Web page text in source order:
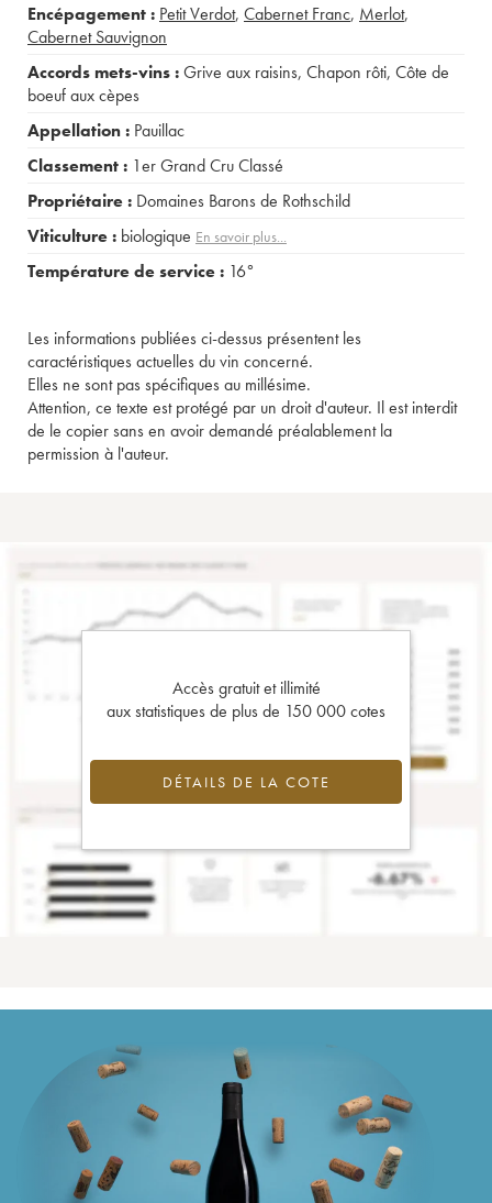
Encépagement : Petit Verdot, Cabernet Franc, Merlot,
Cabernet Sauvignon
Accords mets-vins :Grive aux raisins, Chapon rôti, Côte de
boeuf aux cèpes
Appellation : Pauillac
Classement : 1er Grand Cru Classé
Propriétaire : Domaines Barons de Rothschild
Viticulture : biologique En savoir plus...
Température de service : 16°
Les informations publiées ci-dessus présentent les
caractéristiques actuelles du vin concerné.
Elles ne sont pas spécifiques au millésime.
Attention, ce texte est protégé par un droit d'auteur. Il est interdit
de le copier sans en avoir demandé préalablement la
permission à l'auteur.
Accès gratuit et illimité
aux statistiques de plus de 150 000 cotes
DÉTAILS DE LA COTE